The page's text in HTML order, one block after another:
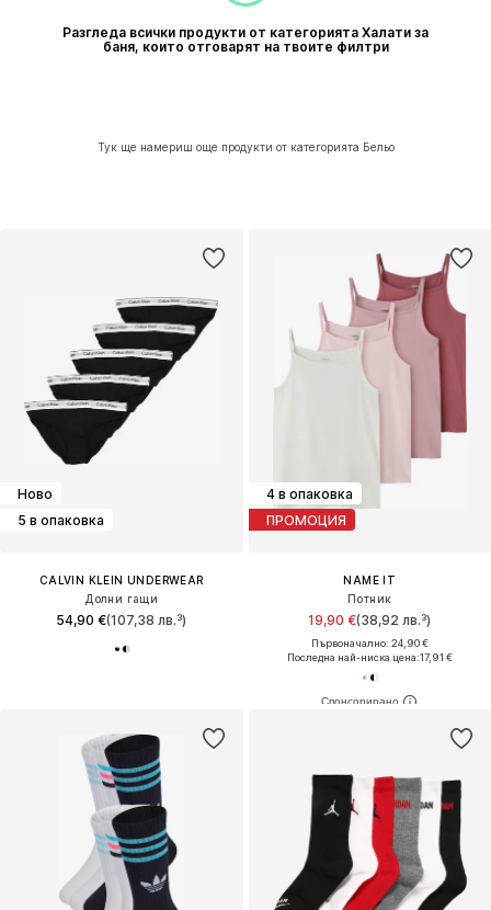
Разгледа всички продукти от категорията Халати за
баня, които отговарят на твоите филтри
Тук ще намериш още продукти от категорията Бельо
Ново
5 в опаковка
CALVIN KLEIN UNDERWEAR
Долни гащи
54,90 €(107,38 лв.³)
4 в опаковка
ПРОМОЦИЯ
NAME IT
Потник
19,90 €(38,92 лв.³)
Първоначално: 24,90 €
Последна най-ниска цена:17,91 €